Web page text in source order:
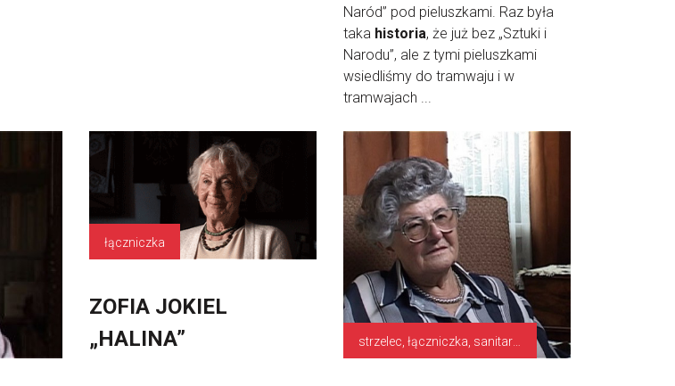
Naród” pod pieluszkami. Raz była
taka historia, że już bez „Sztuki i
Narodu”, ale z tymi pieluszkami
wsiedliśmy do tramwaju i w
tramwajach ...
łączniczka
ZOFIA JOKIEL
„HALINA”